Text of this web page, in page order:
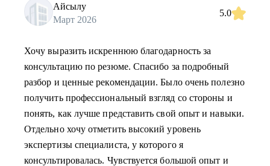
Айсылу
Март 2026
5.0
Хочу выразить искреннюю благодарность за
консультацию по резюме. Спасибо за подробный
разбор и ценные рекомендации. Было очень полезно
получить профессиональный взгляд со стороны и
понять, как лучше представить свой опыт и навыки.
Отдельно хочу отметить высокий уровень
экспертизы специалиста, у которого я
консультировалась. Чувствуется большой опыт и